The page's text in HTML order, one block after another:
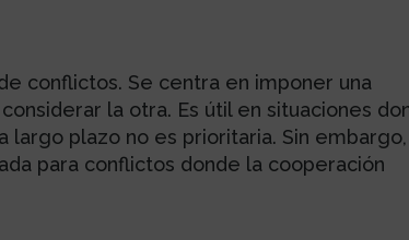
conflictos. Se centra en imponer una
la otra. Es útil en situaciones
largo plazo no es prioritaria. Sin embargo,
para conflictos donde la cooperación